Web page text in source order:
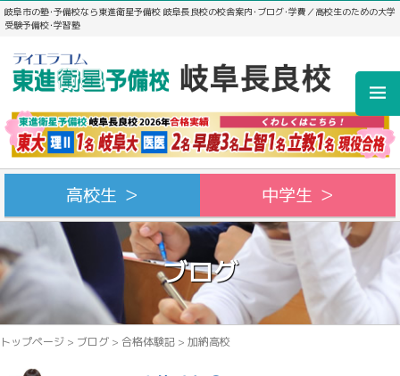
岐阜市の塾･予備校なら東進衛星予備校 岐阜長良校の校舎案内･ブログ･学費／高校生のための大学
受験予備校･学習塾
高校生 ＞ 中学生 ＞
ブログ
トップページ > ブログ > 合格体験記 > 加納高校